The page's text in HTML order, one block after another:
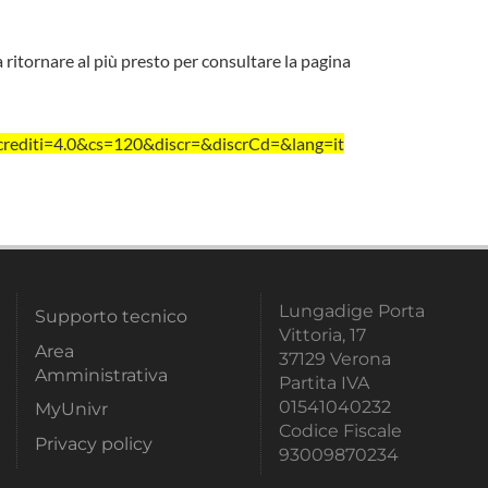
al più presto per consultare la pagina
Supporto tecnico
Area
Amministrativa
MyUnivr
Privacy policy
Lungadige Porta
Vittoria, 17
37129 Verona
Partita IVA
01541040232
Codice Fiscale
93009870234